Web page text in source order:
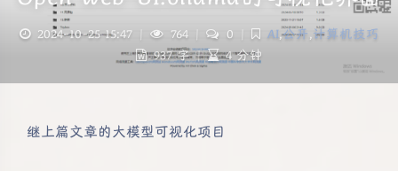
2024-10-25 15:47 764 0 AI,公开,计算机技巧
937 字 | 4 分钟
继上篇文章的大模型可视化项目